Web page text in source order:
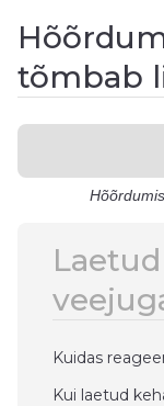
tõmbab
Kuidas
Kui laetud